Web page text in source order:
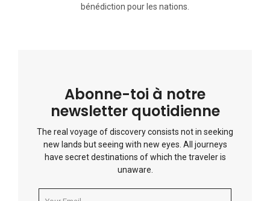
bénédiction pour les nations.
Abonne-toi à notre
newsletter quotidienne
The real voyage of discovery consists not in seeking
new lands but seeing with new eyes. All journeys
have secret destinations of which the traveler is
unaware.